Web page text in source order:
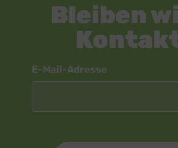
Bleiben
E-Mail-Adresse